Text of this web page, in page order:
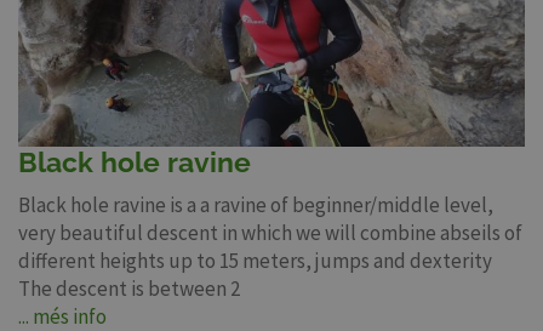
Black hole ravine
Black hole ravine is a a ravine of beginner/middle level,
very beautiful descent in which we will combine abseils of
different heights up to 15 meters, jumps and dexterity
The descent is between 2
... més info